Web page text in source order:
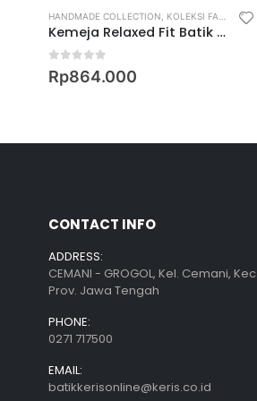
HANDMADE COLLECTION KOLEKSI FAMILY ,
Kemeja Relaxed Fit Batik Lengan Pendek Motif Drik Rembyang – SLN
out of 5
Rp864.000
CONTACT INFO
ADDRESS:
CEMANI - GROGOL, Kel. Cemani,
Prov. Jawa Tengah
PHONE:
0271 717500
EMAIL:
batikkerisonline@keris.co.id